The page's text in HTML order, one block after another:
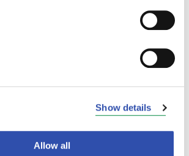
Show details
Allow all